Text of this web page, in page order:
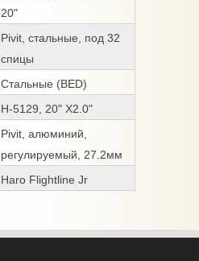
20"
Pivit, стальные, под 32
спицы
Стальные (BED)
H-5129, 20" X2.0"
Pivit, алюминий,
регулируемый, 27.2мм
Haro Flightline Jr